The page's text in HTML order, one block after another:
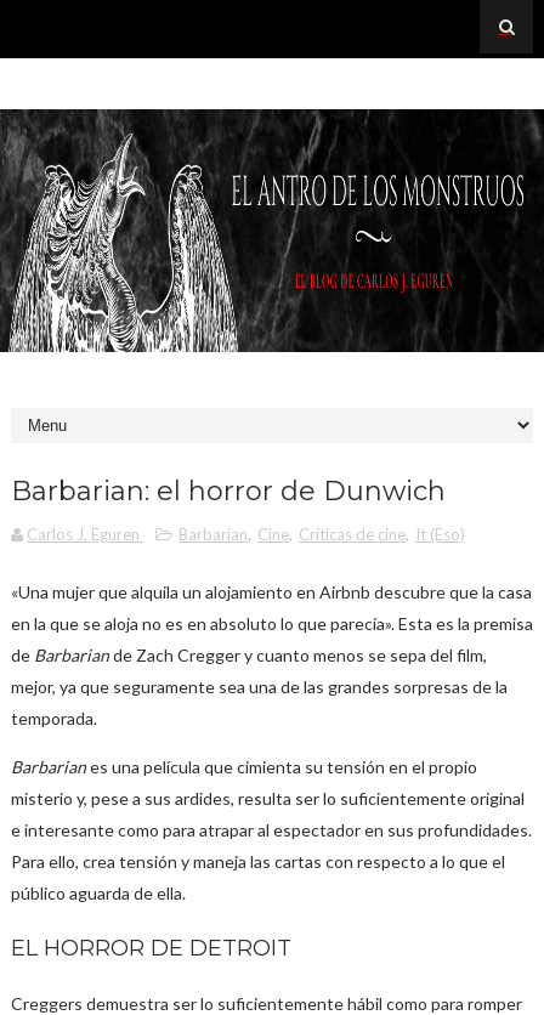
Barbarian: el horror de Dunwich
Carlos J. Eguren Barbarian, Cine, Críticas de cine, It (Eso)
«Una mujer que alquila un alojamiento en Airbnb descubre que la casa
en la que se aloja no es en absoluto lo que parecía». Esta es la premisa
de Barbariande Zach Cregger y cuanto menos se sepa del film,
mejor, ya que seguramente sea una de las grandes sorpresas de la
temporada.
Barbarianes una película que cimienta su tensión en el propio
misterio y, pese a sus ardides, resulta ser lo suficientemente original
e interesante como para atrapar al espectador en sus profundidades.
Para ello, crea tensión y maneja las cartas con respecto a lo que el
público aguarda de ella.
EL HORROR DE DETROIT
Creggers demuestra ser lo suficientemente hábil como para romper